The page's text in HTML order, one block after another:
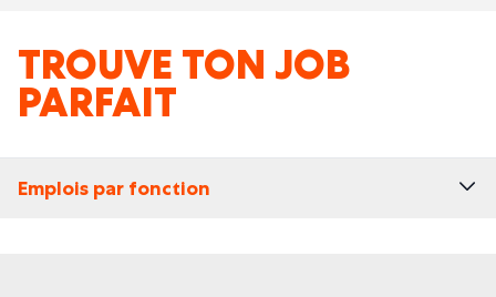
TROUVE TON JOB
PARFAIT
Emplois par fonction